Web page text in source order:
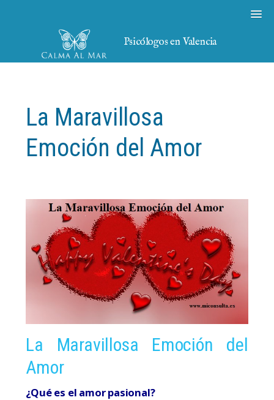
Psicólogos en Valencia
La Maravillosa
Emoción del Amor
La Maravillosa Emoción del
Amor
¿Qué es el amor pasional?